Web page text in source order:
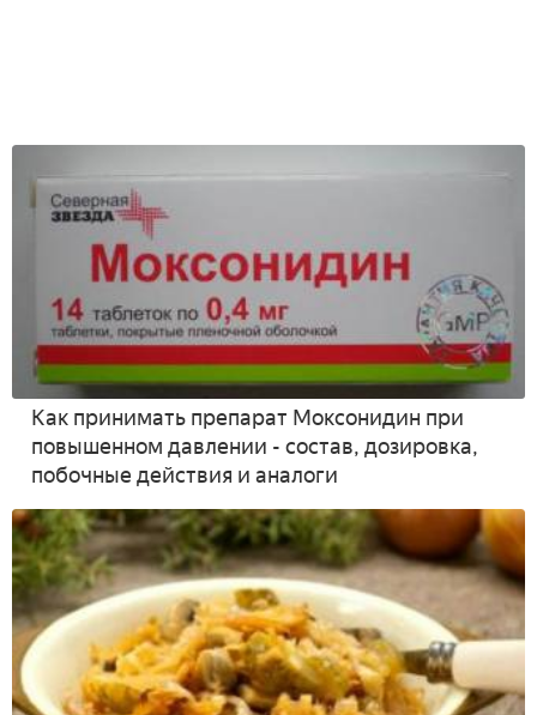
Как принимать препарат Моксонидин при
повышенном давлении - состав, дозировка,
побочные действия и аналоги